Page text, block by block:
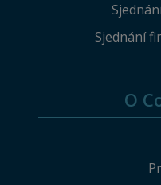
Sjednání
O